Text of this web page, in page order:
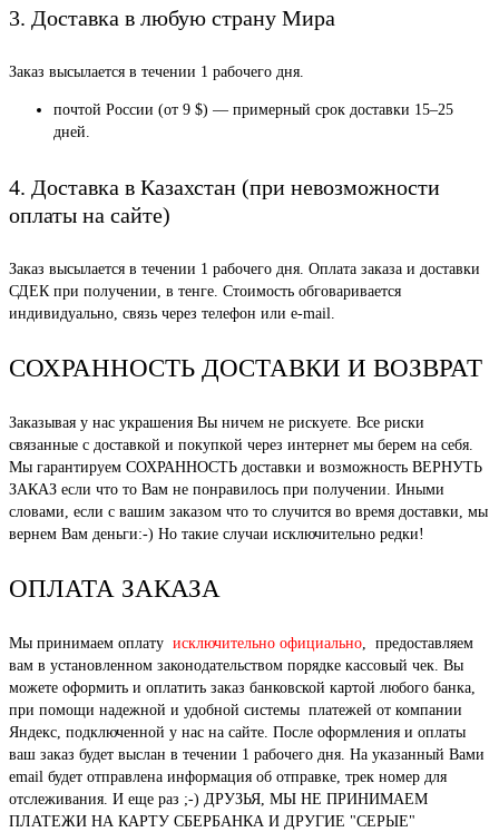
3. Доставка в любую страну Мира
Заказ высылается в течении 1 рабочего дня.
почтой России (от 9 $) — примерный срок доставки 15–25
дней.
4. Доставка в Казахстан (при невозможности
оплаты на сайте)
Заказ высылается в течении 1 рабочего дня. Оплата заказа и доставки
СДЕК при получении, в тенге. Стоимость обговаривается
индивидуально, связь через телефон или e-mail.
СОХРАННОСТЬ ДОСТАВКИ И ВОЗВРАТ
Заказывая у нас украшения Вы ничем не рискуете. Все риски
связанные с доставкой и покупкой через интернет мы берем на себя.
Мы гарантируем СОХРАННОСТЬ доставки и возможность ВЕРНУТЬ
ЗАКАЗ если что то Вам не понравилось при получении. Иными
словами, если с вашим заказом что то случится во время доставки, мы
вернем Вам деньги:-) Но такие случаи исключительно редки!
ОПЛАТА ЗАКАЗА
Мы принимаем оплату исключительно официально, предоставляем
вам в установленном законодательством порядке кассовый чек. Вы
можете оформить и оплатить заказ банковской картой любого банка,
при помощи надежной и удобной системы платежей от компании
Яндекс, подключенной у нас на сайте. После оформления и оплаты
ваш заказ будет выслан в течении 1 рабочего дня. На указанный Вами
email будет отправлена информация об отправке, трек номер для
отслеживания. И еще раз ;-) ДРУЗЬЯ, МЫ НЕ ПРИНИМАЕМ
ПЛАТЕЖИ НА КАРТУ СБЕРБАНКА И ДРУГИЕ "СЕРЫЕ"